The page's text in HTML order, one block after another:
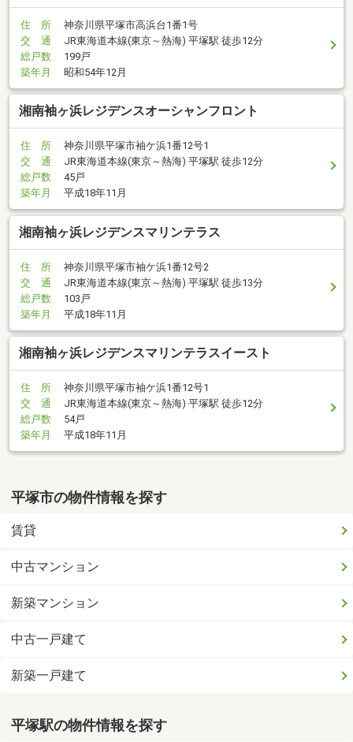
住 所
神奈川県平塚市高浜台1番1号
交 通
JR東海道本線(東京～熱海) 平塚駅 徒歩12分
総戸数
199戸
築年月
昭和54年12月
湘南袖ヶ浜レジデンスオーシャンフロント
住 所
神奈川県平塚市袖ケ浜1番12号1
交 通
JR東海道本線(東京～熱海) 平塚駅 徒歩12分
総戸数
45戸
築年月
平成18年11月
湘南袖ヶ浜レジデンスマリンテラス
住 所
神奈川県平塚市袖ケ浜1番12号2
交 通
JR東海道本線(東京～熱海) 平塚駅 徒歩13分
総戸数
103戸
築年月
平成18年11月
湘南袖ヶ浜レジデンスマリンテラスイースト
住 所
神奈川県平塚市袖ケ浜1番12号1
交 通
JR東海道本線(東京～熱海) 平塚駅 徒歩12分
総戸数
54戸
築年月
平成18年11月
平塚市の物件情報を探す
賃貸
中古マンション
新築マンション
中古一戸建て
新築一戸建て
平塚駅の物件情報を探す